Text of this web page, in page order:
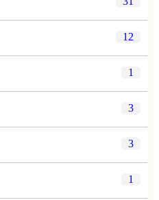
12
1
3
3
1